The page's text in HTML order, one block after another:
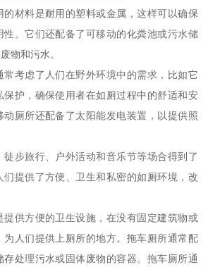
的材料是耐用的塑料或金属，这样可以确保
性。它们还配备了可移动的化粪池或污水储
物和污水。
常考虑了人们在野外环境中的需求，比如它
保护，确保使用者在如厕过程中的舒适和安
厕所还配备了太阳能发电装置，以提供照
徒步旅行、户外活动和音乐节等场合得到了
们提供了方便、卫生和私密的如厕环境，改
提供方便的卫生设施，在没有固定建筑物或
为人们提供上厕所的地方。拖车厕所通常配
处理污水或固体废物的容器。拖车厕所通